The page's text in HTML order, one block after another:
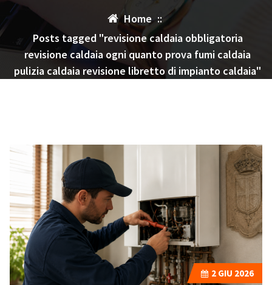
Home ::
Posts tagged "revisione caldaia obbligatoria
revisione caldaia ogni quanto prova fumi caldaia
pulizia caldaia revisione libretto di impianto caldaia"
2 GIU 2026